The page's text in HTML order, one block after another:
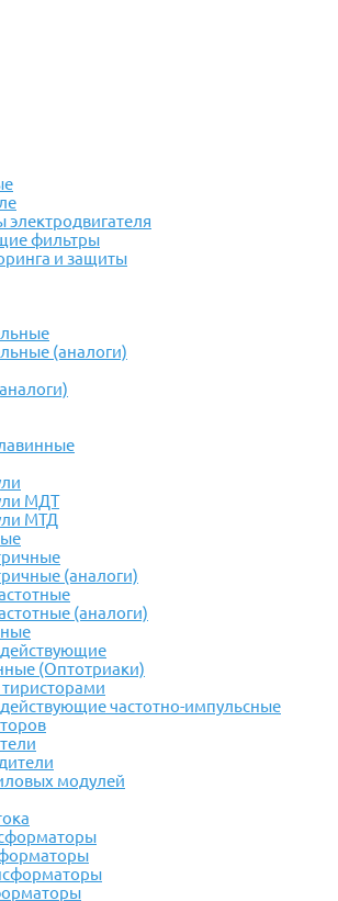
электродвигателя
фильтры
и защиты
(аналоги)
МДТ
МТД
(аналоги)
(аналоги)
(Оптотриаки)
частотно-импульсные
модулей